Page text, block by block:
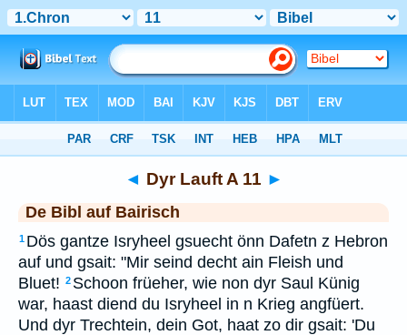
◄ Dyr Lauft A 11 ►
De Bibl auf Bairisch
1 Dös gantze Isryheel gsuecht önn Dafetn z Hebron
auf und gsait: "Mir seind decht ain Fleish und
Bluet! 2 Schoon früeher, wie non dyr Saul Künig
war, haast diend du Isryheel in n Krieg angfüert.
Und dyr Trechtein, dein Got, haat zo dir gsait: 'Du